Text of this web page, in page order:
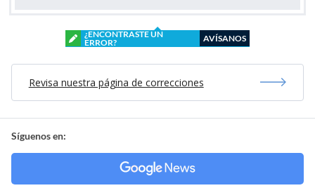
¿ENCONTRASTE UN
ERROR?
AVÍSANOS
Revisa nuestra página de correcciones
Síguenos en: